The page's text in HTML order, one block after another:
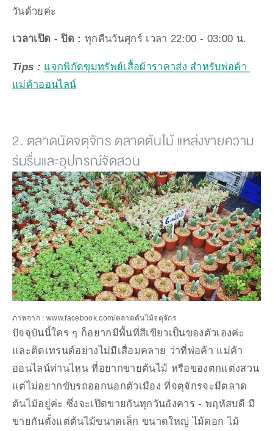
วันด้วยค่ะ
เวลาเปิด - ปิด : ทุกคืนวันศุกร์ เวลา 22:00 - 03:00 น.
Tips : แจกพิกัดขุมทรัพย์เสื้อผ้าราคาส่ง สำหรับพ่อค้า
แม่ค้าออนไลน์
2. ตลาดนัดจตุจักร ตลาดต้นไม้ แหล่งขายความ
ร่มรื่นและอุปกรณ์จัดสวน
ภาพจาก : www.facebook.com/ตลาดต้นไม้จตุจักร
ปัจจุบันนี้ใคร ๆ ก็อยากมีพื้นที่สีเขียวเป็นของตัวเองค่ะ
และติดเทรนด์อย่างไม่มีเสื่อมคลาย ว่าที่พ่อค้า แม่ค้า
ออนไลน์ท่านไหน ที่อยากขายต้นไม้ หรือของตกแต่งสวน
แต่ไม่อยากขับรถออกนอกตัวเมือง ที่จตุจักรจะมีตลาด
ต้นไม้อยู่ค่ะ ซึ่งจะเปิดขายกันทุกวันอังคาร - พฤหัสบดี มี
ขายกันตั้งแต่ต้นไม้ขนาดเล็ก ขนาดใหญ่ ไม้ดอก ไม้